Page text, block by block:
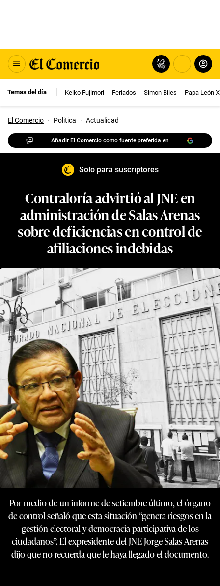
Temas del día Keiko Fujimori Feriados Simon Biles Papa León
El Comercio · Politica · Actualidad
Añadir El Comercio como fuente preferida en
Solo para suscriptores
Contraloría advirtió al JNE en
administración de Salas Arenas
sobre deficiencias en control de
afiliaciones indebidas
Por medio de un informe de setiembre último, el órgano
de control señaló que esta situación “genera riesgos en la
gestión electoral y democracia participativa de los
ciudadanos”. El expresidente del JNE Jorge Salas Arenas
dijo que no recuerda que le haya llegado el documento.